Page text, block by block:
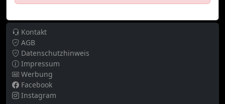
Kontakt
AGB
Datenschutzhinweis
Impressum
Werbung
Facebook
Instagram